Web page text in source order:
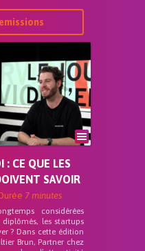
: CE QUE LES
SAVOIR
7 minutes
considérées
les startups
? Dans cette édition
Brun, Partner chez